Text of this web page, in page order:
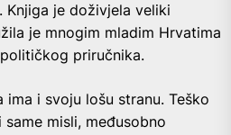
Knjiga je doživjela veliki
je mnogim mladim Hrvatima
priručnika.
ima i svoju lošu stranu. Teško
same misli, međusobno